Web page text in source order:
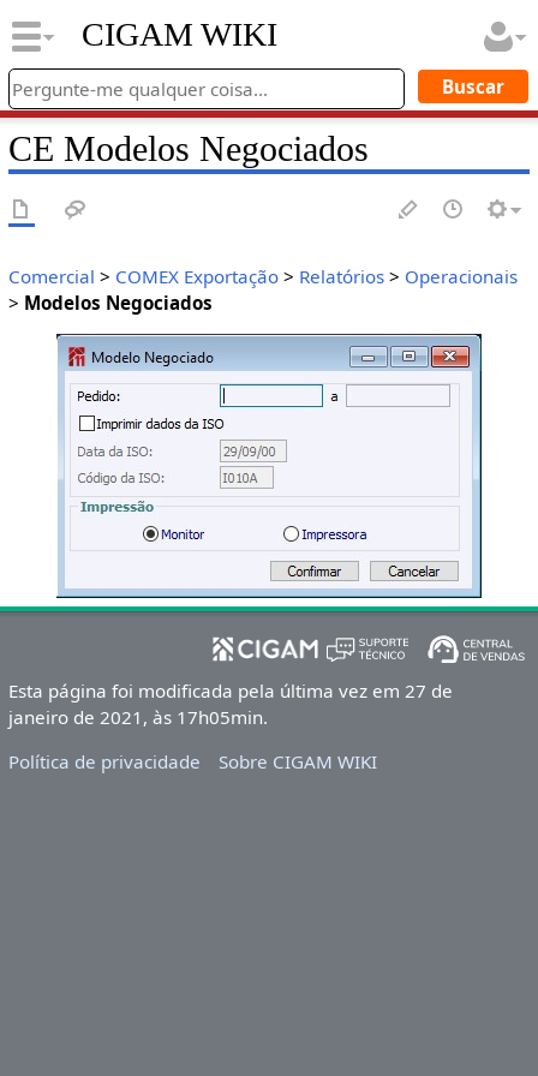
CIGAM WIKI
CE Modelos Negociados
Comercial > COMEX Exportação> Relatórios> Operacionais
> Modelos Negociados
Esta página foi modificada pela última vez em 27 de
janeiro de 2021, às 17h05min.
Política de privacidade
Sobre CIGAM WIKI